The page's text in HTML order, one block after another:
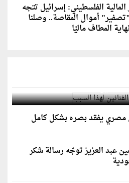
المالية الفلسطيني: إسرائيل تتجه
أموال المقاصة.. وصلنا
المطاف ماليًا
لهذا السبب
مصري يفقد بصره بشكل كامل
عبد العزيز توجّه رسالة شكر